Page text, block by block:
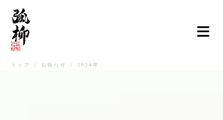
トップ / お知らせ / 2024年